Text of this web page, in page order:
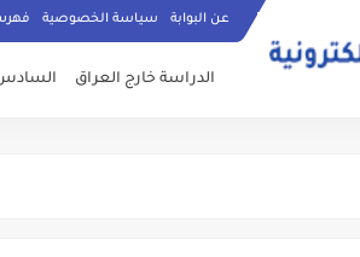
عن البوابة سياسة الخصوصية
الدراسة خارج العراق